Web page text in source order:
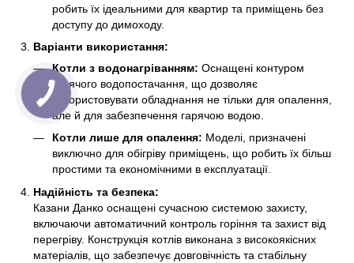
робить їх ідеальними для квартир та приміщень без
доступу до димоходу.
Варіанти використання:
Котли з водонагріванням: Оснащені контуром
гарячого водопостачання, що дозволяє
використовувати обладнання не тільки для опалення,
але й для забезпечення гарячою водою.
Котли лише для опалення: Моделі, призначені
виключно для обігріву приміщень, що робить їх більш
простими та економічними в експлуатації.
Надійність та безпека:
Казани Данко оснащені сучасною системою захисту,
включаючи автоматичний контроль горіння та захист від
перегріву. Конструкція котлів виконана з високоякісних
матеріалів, що забезпечує довговічність та стабільну